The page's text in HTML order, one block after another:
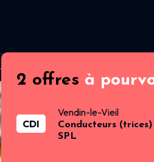
2 offres à
CDI
Vendin-le-Vieil
Conducteurs
SPL